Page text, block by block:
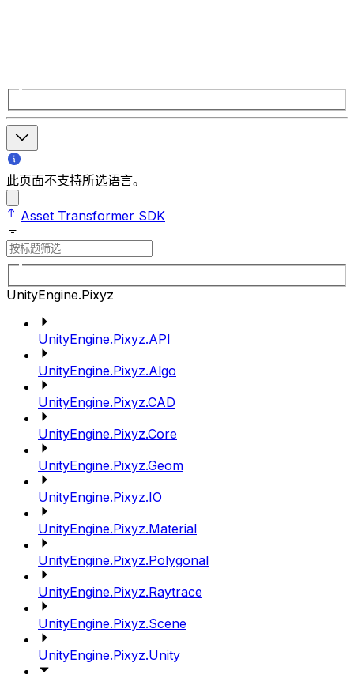
此页面不支持所选语言。
Asset Transformer SDK
UnityEngine.Pixyz
UnityEngine.Pixyz.API
UnityEngine.Pixyz.Algo
UnityEngine.Pixyz.CAD
UnityEngine.Pixyz.Core
UnityEngine.Pixyz.Geom
UnityEngine.Pixyz.IO
UnityEngine.Pixyz.Material
UnityEngine.Pixyz.Polygonal
UnityEngine.Pixyz.Raytrace
UnityEngine.Pixyz.Scene
UnityEngine.Pixyz.Unity